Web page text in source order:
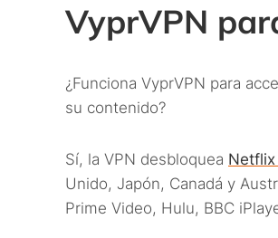
VyprVPN
¿Funciona VyprVPN para
su contenido?
Sí, la VPN desbloquea
Unido, Japón, Canadá y
Prime Video, Hulu, BBC